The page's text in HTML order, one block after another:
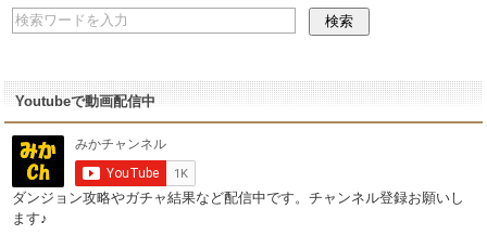
Youtubeで動画配信中
ダンジョン攻略やガチャ結果など配信中です。チャンネル登録お願いし
ます♪